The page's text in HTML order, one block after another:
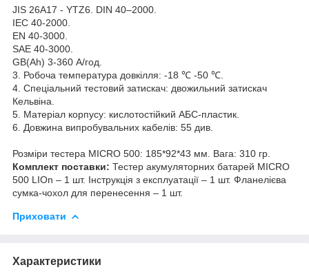
JIS 26A17 - YTZ6. DIN 40–2000.
IEC 40-2000.
EN 40-3000.
SAE 40-3000.
GB(Ah) 3-360 А/год.
3. Робоча температура довкілля: -18 ℃ -50 ℃.
4. Спеціальний тестовий затискач: двожильний затискач
Кельвіна.
5. Матеріал корпусу: кислотостійкий АБС-пластик.
6. Довжина випробувальних кабелів: 55 див.
Розміри тестера MICRO 500: 185*92*43 мм. Вага: 310 гр.
Комплект поставки: Тестер акумуляторних батарей MICRO
500 LIOn – 1 шт. Інструкція з експлуатації – 1 шт. Фланелієва
сумка-чохол для перенесення – 1 шт.
Приховати
Характеристики